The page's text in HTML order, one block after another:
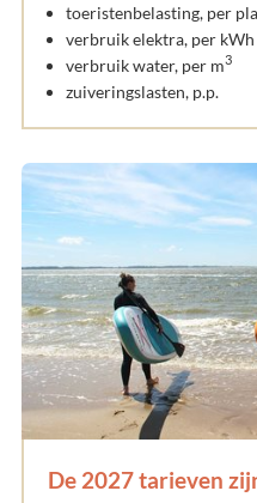
toeristenbelasting, per
verbruik elektra, per kWh
verbruik water, per m3
zuiveringslasten, p.p.
De 2027 tarieven